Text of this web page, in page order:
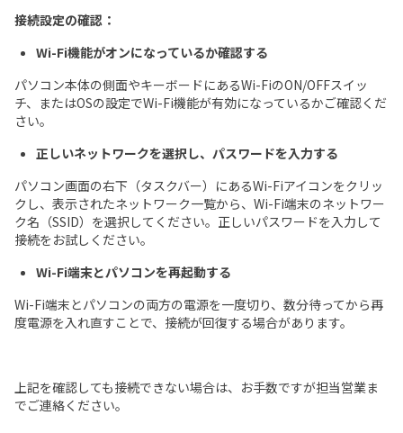
デスクトップPC
タブレット Wi-Fiルーター
スターリンク 液晶ディスプレイ
プロジェクター ペンタブレット
展示会・オフィス什器 周辺機器
ソフトウェア・オプショ
ン
サービス・ソリューション
キッティング データ消去
Webでのお問い合わせ
資料ダウンロード
接続設定の確認：
Wi-Fi機能がオンになっているか確認する
パソコン本体の側面やキーボードにあるWi-FiのON/OFFスイッ
チ、またはOSの設定でWi-Fi機能が有効になっているかご確認くだ
さい。
正しいネットワークを選択し、パスワードを入力する
パソコン画面の右下（タスクバー）にあるWi-Fiアイコンをクリッ
クし、表示されたネットワーク一覧から、Wi-Fi端末のネットワー
ク名（SSID）を選択してください。正しいパスワードを入力して
接続をお試しください。
Wi-Fi端末とパソコンを再起動する
Wi-Fi端末とパソコンの両方の電源を一度切り、数分待ってから再
度電源を入れ直すことで、接続が回復する場合があります。
上記を確認しても接続できない場合は、お手数ですが担当営業ま
でご連絡ください。